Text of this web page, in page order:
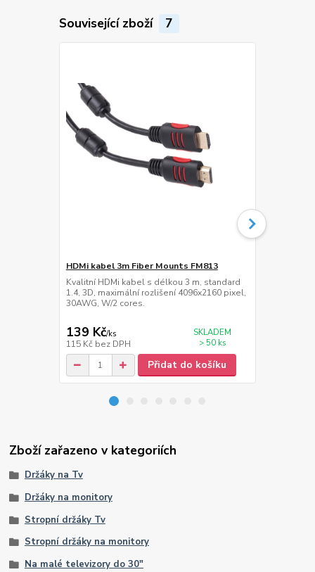
Související zboží 7
HDMi kabel 3m Fiber Mounts FM813
Kvalitní HDMi kabel s délkou 3 m, standard
1.4, 3D, maximální rozlišení 4096x2160 pixel,
30AWG, W/2 cores.
139 Kč/ks
115 Kč bez DPH
SKLADEM
> 50 ks
Přidat do košíku
Zboží zařazeno v kategoriích
Držáky na Tv
Držáky na monitory
Stropní držáky Tv
Stropní držáky na monitory
Na malé televizory do 30"